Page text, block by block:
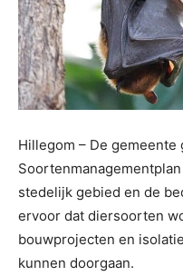
Hillegom – De gemeente
stedelijk gebied en de
ervoor dat diersoorten
bouwprojecten en
kunnen doorgaan.